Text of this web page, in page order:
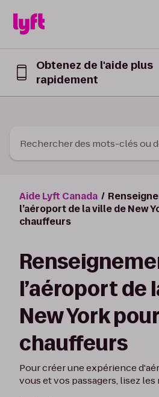
Obtenez de l'aide plus
rapidement
Rechercher des mots-clés ou
Aide Lyft Canada
l’aéroport de la ville de New
chauffeurs
l’aéroport de
New York
chauffeurs
Pour créer une expérience
vous et vos passagers, lisez